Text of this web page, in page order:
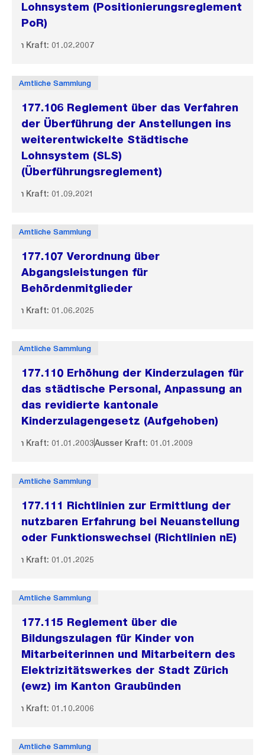
Lohnsystem (Positionierungsreglement
PoR)
In Kraft: 01.02.2007
Amtliche Sammlung
177.106 Reglement über das Verfahren
der Überführung der Anstellungen ins
weiterentwickelte Städtische
Lohnsystem (SLS)
(Überführungsreglement)
In Kraft: 01.09.2021
Amtliche Sammlung
177.107 Verordnung über
Abgangsleistungen für
Behördenmitglieder
In Kraft: 01.06.2025
Amtliche Sammlung
177.110 Erhöhung der Kinderzulagen für
das städtische Personal, Anpassung an
das revidierte kantonale
Kinderzulagengesetz (Aufgehoben)
In Kraft: 01.01.2003Ausser Kraft: 01.01.2009
Amtliche Sammlung
177.111 Richtlinien zur Ermittlung der
nutzbaren Erfahrung bei Neuanstellung
oder Funktionswechsel (Richtlinien nE)
In Kraft: 01.01.2025
Amtliche Sammlung
177.115 Reglement über die
Bildungszulagen für Kinder von
Mitarbeiterinnen und Mitarbeitern des
Elektrizitätswerkes der Stadt Zürich
(ewz) im Kanton Graubünden
In Kraft: 01.10.2006
Amtliche Sammlung